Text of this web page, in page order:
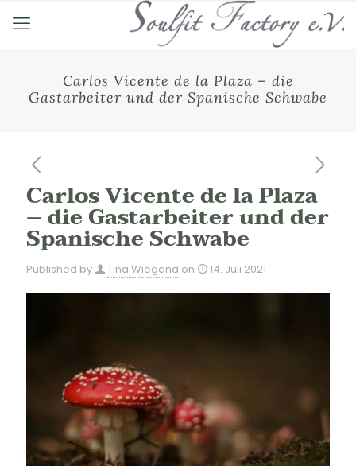
Carlos Vicente de la Plaza – die
Gastarbeiter und der Spanische Schwabe
Carlos Vicente de la Plaza
– die Gastarbeiter und der
Spanische Schwabe
Published by Tina Wiegand on 14. Juli 2021